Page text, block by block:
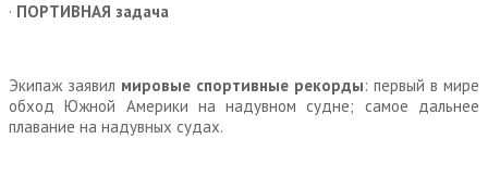
· ПОРТИВНАЯ задача
Экипаж заявил мировые спортивные рекорды: первый в мире
обход Южной Америки на надувном судне; самое дальнее
плавание на надувных судах.